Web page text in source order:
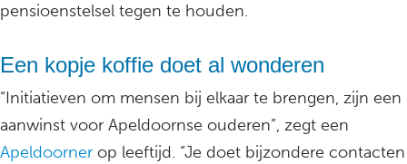
pensioenstelsel tegen te houden.
Een kopje koffie doet al wonderen
“Initiatieven om mensen bij elkaar te brengen, zijn een
aanwinst voor Apeldoornse ouderen”, zegt een
Apeldoorner op leeftijd. “Je doet bijzondere contacten